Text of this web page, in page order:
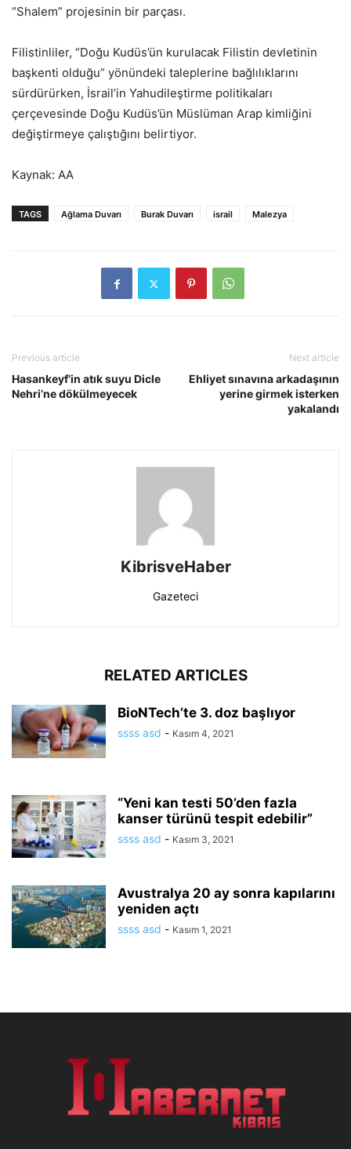
“Shalem” projesinin bir parçası.
Filistinliler, “Doğu Kudüs’ün kurulacak Filistin devletinin
başkenti olduğu” yönündeki taleplerine bağlılıklarını
sürdürürken, İsrail’in Yahudileştirme politikaları
çerçevesinde Doğu Kudüs’ün Müslüman Arap kimliğini
değiştirmeye çalıştığını belirtiyor.
Kaynak: AA
TAGS Ağlama Duvarı Burak Duvarı israil Malezya
Previous article
Hasankeyf’in atık suyu Dicle
Nehri’ne dökülmeyecek
Next article
Ehliyet sınavına arkadaşının
yerine girmek isterken
yakalandı
KibrisveHaber
Gazeteci
RELATED ARTICLES
BioNTech’te 3. doz başlıyor
ssss asd - Kasım 4, 2021
“Yeni kan testi 50’den fazla
kanser türünü tespit edebilir”
ssss asd - Kasım 3, 2021
Avustralya 20 ay sonra kapılarını
yeniden açtı
ssss asd - Kasım 1, 2021